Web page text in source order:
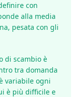
con
alla media
pesata con gli
di scambio è
tra domanda
variabile ogni
è più difficile e